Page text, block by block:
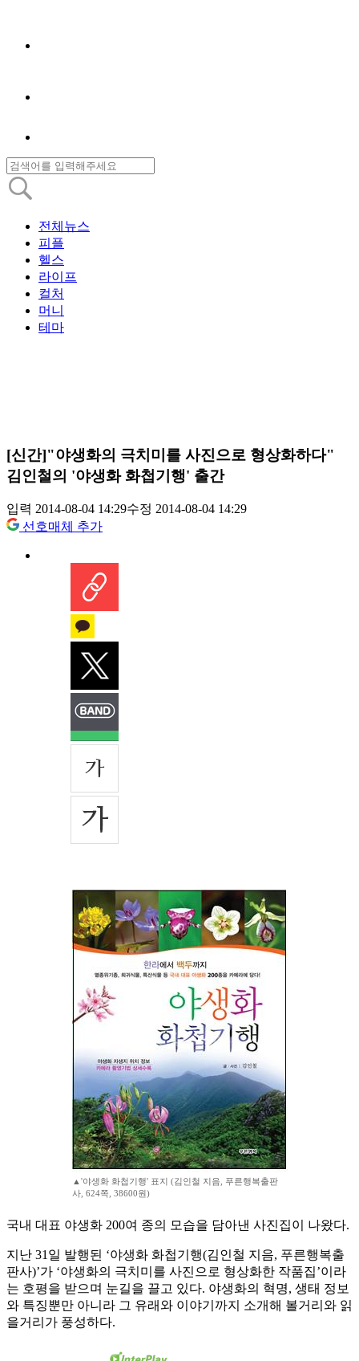
전체뉴스
피플
헬스
라이프
컬처
머니
테마
[신간]"야생화의 극치미를 사진으로 형상화하다"
김인철의 '야생화 화첩기행' 출간
입력 2014-08-04 14:29수정 2014-08-04 14:29
선호매체 추가
▲'야생화 화첩기행' 표지 (김인철 지음, 푸른행복출판
사, 624쪽, 38600원)
국내 대표 야생화 200여 종의 모습을 담아낸 사진집이 나왔다.
지난 31일 발행된 ‘야생화 화첩기행(김인철 지음, 푸른행복출
판사)’가 ‘야생화의 극치미를 사진으로 형상화한 작품집’이라
는 호평을 받으며 눈길을 끌고 있다. 야생화의 혁명, 생태 정보
와 특징뿐만 아니라 그 유래와 이야기까지 소개해 볼거리와 읽
을거리가 풍성하다.